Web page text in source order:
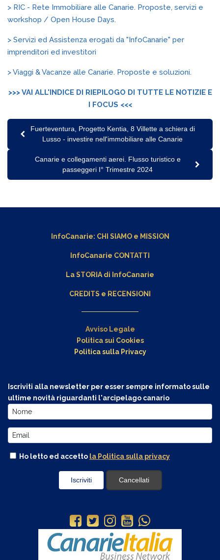
> RIC - Rete Immobiliare alle Canarie. Proposte, servizi e
workshop / Open House Days.
> Servizi ed Assistenza erogati da "InfoCanarie" per
imprenditori ed investitori
> Viaggi & Vacanze alle Canarie. Proposte e soluzioni.
>>> VAI ALL'INDICE DI RIEPILOGO DI TUTTE LE NOTIZIE E
I FOCUS <<<
Fuerteventura, Progetto Kentia, 8 Villette a schiera di
Lusso - investire nell'immobiliare alle Canarie
Canarie e collegamenti aerei. Flusso turistico e
passeggeri I° Trimestre 2024
InfoCanarie: CHI SIAMOe MISSION
InfoCanarie CONTATTI
La STORIA di InfoCanarie
CREDITS e RECENSIONI
Avviso Legale
Politica sui Cookies
Politica sulla Privacy
Iscriviti alla newsletter per esser sempre informato sulle
ultime novità riguardanti l'arcipelago canario
Ho letto ed accetto la Politica sulla privacy